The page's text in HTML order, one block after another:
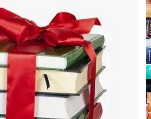
15
del
15